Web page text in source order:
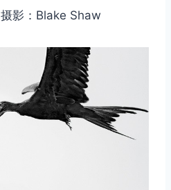
影：Blake Shaw